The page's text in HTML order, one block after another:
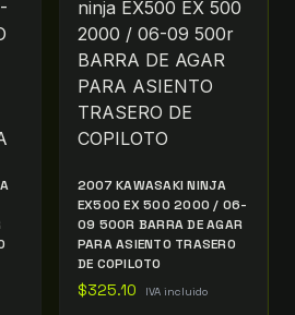
2007 KAWASAKI NINJA
EX500 EX 500 2000 / 06-
09 500R BARRA DE AGAR
PARA ASIENTO TRASERO
DE COPILOTO
$325.10 IVA incluido